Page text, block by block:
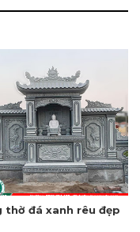
thờ đá xanh rêu đẹp